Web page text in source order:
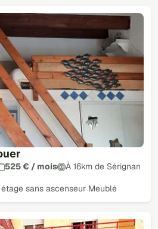
525 € / mois À 16km de Sérignan
sans ascenseur Meublé